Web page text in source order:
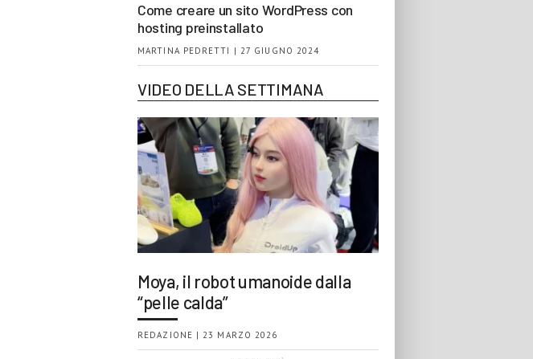
Come creare un sito WordPress con
hosting preinstallato
MARTINA PEDRETTI | 27 GIUGNO 2024
VIDEO DELLA SETTIMANA
Moya, il robot umanoide dalla
“pelle calda”
REDAZIONE | 23 MARZO 2026